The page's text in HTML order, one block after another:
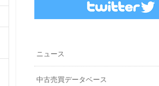
ニュース
中古売買データベース